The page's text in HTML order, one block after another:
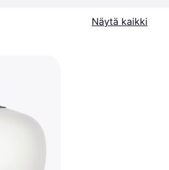
Näytä kaikki